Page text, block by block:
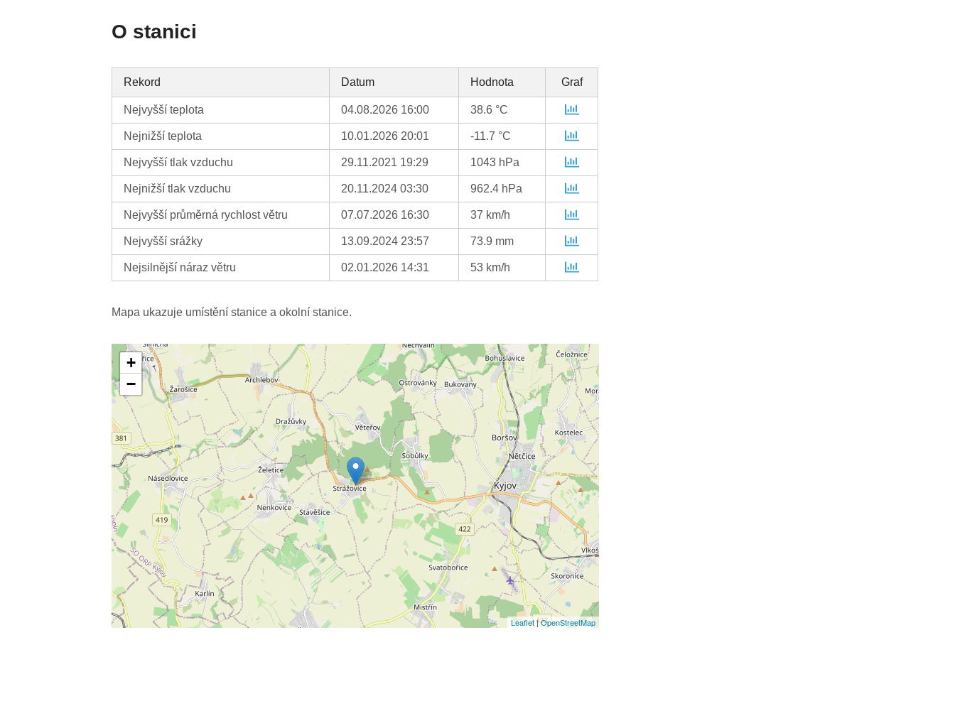
O stanici
Rekord Datum Hodnota Graf
Nejvyšší teplota 04.08.2026 16:00 38.6 °C
Nejnižší teplota 10.01.2026 20:01 -11.7 °C
Nejvyšší tlak vzduchu 29.11.2021 19:29 1043 hPa
Nejnižší tlak vzduchu 20.11.2024 03:30 962.4 hPa
Nejvyšší průměrná rychlost větru 07.07.2026 16:30 37 km/h
Nejvyšší srážky 13.09.2024 23:57 73.9 mm
Nejsilnější náraz větru 02.01.2026 14:31 53 km/h
Mapa ukazuje umístění stanice a okolní stanice.
+
−
Leaflet|OpenStreetMap